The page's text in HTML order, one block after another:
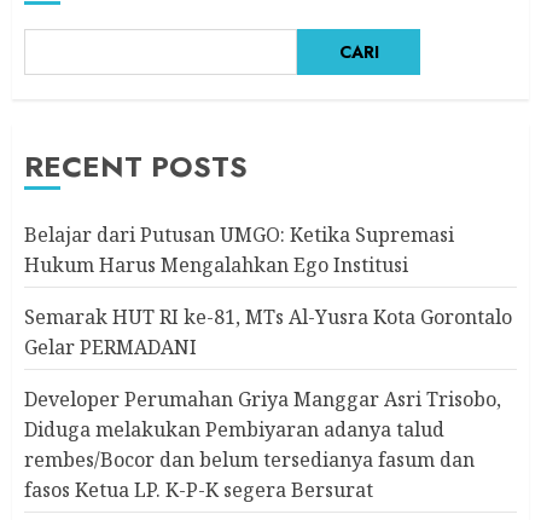
CARI
RECENT POSTS
Belajar dari Putusan UMGO: Ketika Supremasi
Hukum Harus Mengalahkan Ego Institusi
Semarak HUT RI ke-81, MTs Al-Yusra Kota Gorontalo
Gelar PERMADANI
Developer Perumahan Griya Manggar Asri Trisobo,
Diduga melakukan Pembiyaran adanya talud
rembes/Bocor dan belum tersedianya fasum dan
fasos Ketua LP. K-P-K segera Bersurat